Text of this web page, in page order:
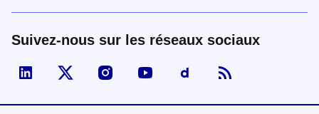
Suivez-nous sur les réseaux sociaux
Visiter la page Linked In de fonction publique
Visiter la page X de fonction publique
Visiter la page Instagram de fonction
Visiter la page You Tube de
Visiter la page